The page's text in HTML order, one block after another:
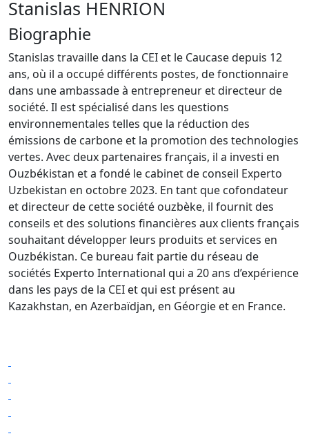
Stanislas HENRION
Biographie
Stanislas travaille dans la CEI et le Caucase depuis 12
ans, où il a occupé différents postes, de fonctionnaire
dans une ambassade à entrepreneur et directeur de
société. Il est spécialisé dans les questions
environnementales telles que la réduction des
émissions de carbone et la promotion des technologies
vertes. Avec deux partenaires français, il a investi en
Ouzbékistan et a fondé le cabinet de conseil Experto
Uzbekistan en octobre 2023. En tant que cofondateur
et directeur de cette société ouzbèke, il fournit des
conseils et des solutions financières aux clients français
souhaitant développer leurs produits et services en
Ouzbékistan. Ce bureau fait partie du réseau de
sociétés Experto International qui a 20 ans d’expérience
dans les pays de la CEI et qui est présent au
Kazakhstan, en Azerbaïdjan, en Géorgie et en France.